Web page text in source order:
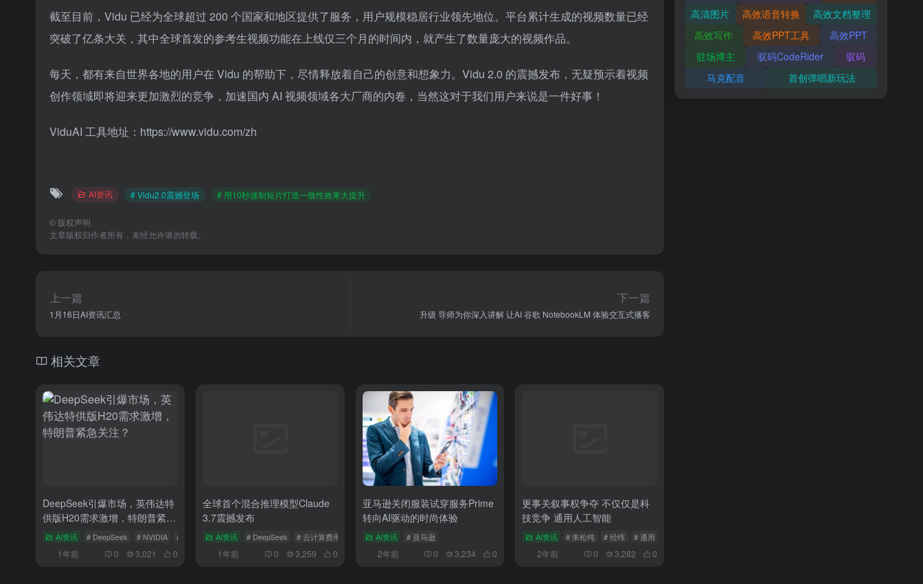
截至目前，Vidu 已经为全球超过 200 个国家和地区提供了服务，用户规模稳居行业领先地位。平台累计生成的视频数量已经
突破了亿条大关，其中全球首发的参考生视频功能在上线仅三个月的时间内，就产生了数量庞大的视频作品。
每天，都有来自世界各地的用户在 Vidu 的帮助下，尽情释放着自己的创意和想象力。Vidu 2.0 的震撼发布，无疑预示着视频
创作领域即将迎来更加激烈的竞争，加速国内 AI 视频领域各大厂商的内卷，当然这对于我们用户来说是一件好事！
ViduAI 工具地址：https://www.vidu.com/zh
AI资讯 # Vidu2.0震撼登场 # 用10秒速制短片打造一致性效果大提升
© 版权声明
文章版权归作者所有，未经允许请勿转载。
上一篇
1月16日AI资讯汇总
下一篇
升级 导师为你深入讲解 让AI 谷歌 NotebookLM 体验交互式播客
相关文章
DeepSeek引爆市场，英伟达特
供版H20需求激增，特朗普紧急
关注？
AI资讯 # DeepSeek # NVIDIA # 唐纳·川普
1年前 0 3,021 0
全球首个混合推理模型Claude
3.7震撼发布
AI资讯 # DeepSeek # 云计算费用 # 数学
1年前 0 3,259 0
亚马逊关闭服装试穿服务Prime
转向AI驱动的时尚体验
AI资讯 # 亚马逊
2年前 0 3,234 0
更事关叙事权争夺 不仅仅是科
技竞争 通用人工智能
AI资讯 # 朱松纯 # 经纬 # 通用
2年前 0 3,282 0
高清图片
高效语音转换
高效文档整理
高效写作
高效PPT工具
高效PPT
驻场博主
驭码CodeRider
驭码
马克配音
首创弹唱新玩法